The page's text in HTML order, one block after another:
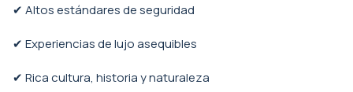
✔ Altos estándares de seguridad
✔ Experiencias de lujo asequibles
✔ Rica cultura, historia y naturaleza